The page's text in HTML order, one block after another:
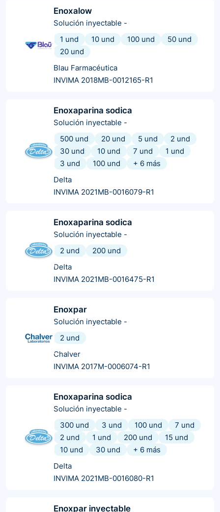
Enoxalow
Solución inyectable -
1 und
10 und 100 und
50 und
20 und
Blau Farmacéutica
INVIMA 2018MB-0012165-R1
Enoxaparina sodica
Solución inyectable -
500 und
20 und 5 und
2 und
30 und
10 und 7 und
1 und
3 und
100 und + 6 más
Delta
INVIMA 2021MB-0016079-R1
Enoxaparina sodica
Solución inyectable -
2 und
200 und
Delta
INVIMA 2021MB-0016475-R1
Enoxpar
Solución inyectable -
2 und
Chalver
INVIMA 2017M-0006074-R1
Enoxaparina sodica
Solución inyectable -
300 und
3 und 100 und
7 und
2 und
1 und 200 und
15 und
10 und
30 und + 6 más
Delta
INVIMA 2021MB-0016080-R1
Enoxpar inyectable